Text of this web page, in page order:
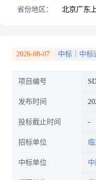
省份地区： 北京广东
2026-08-07 中标｜中标
项目编号
发布时间
投标截止时间
招标单位
中标单位